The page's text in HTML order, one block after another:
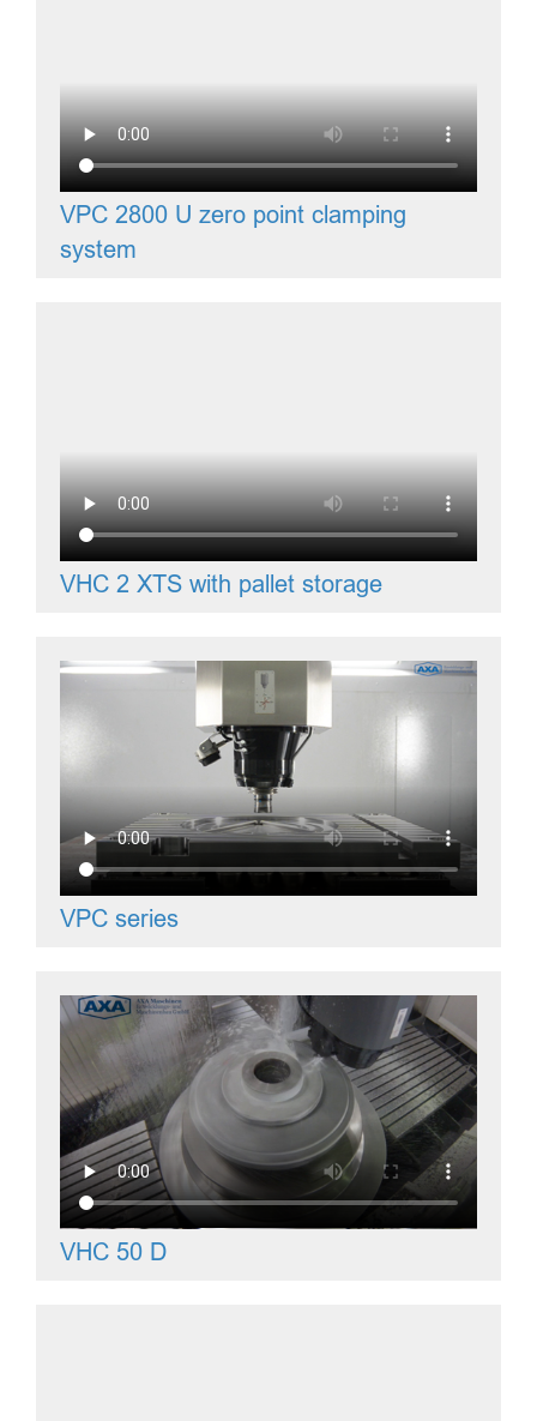
VPC 2800 U zero point clamping
system
VHC 2 XTS with pallet storage
VPC series
VHC 50 D